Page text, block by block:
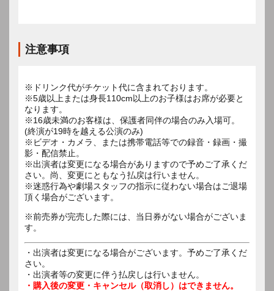
注意事項
※ドリンク代がチケット代に含まれております。
※5歳以上または身長110cm以上のお子様はお席が必要と
なります。
※16歳未満のお客様は、保護者同伴の場合のみ入場可。
(終演が19時を越える公演のみ)
※ビデオ・カメラ、または携帯電話等での録音・録画・撮
影・配信禁止。
※出演者は変更になる場合がありますので予めご了承くだ
さい。尚、変更にともなう払戻は行いません。
※迷惑行為や劇場スタッフの指示に従わない場合はご退場
頂く場合がございます。
※前売券が完売した際には、当日券がない場合がございま
す。
・出演者は変更になる場合がございます。予めご了承くだ
さい。
・出演者等の変更に伴う払戻しは行いません。
・購入後の変更・キャンセル（取消し）はできません。